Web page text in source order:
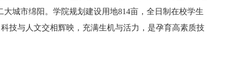
城市绵阳。学院规划建设用地814亩，全日制在校学生
技与人文交相辉映，充满生机与活力，是孕育高素质技